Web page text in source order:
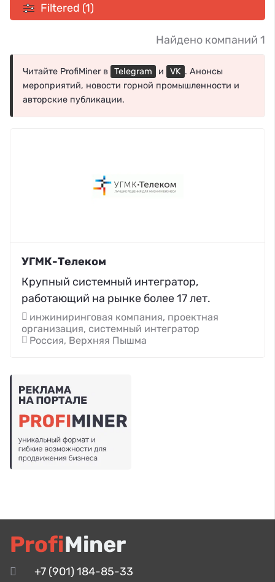
Filtered (1)
Найдено компаний 1
Читайте ProfiMiner в Telegram и VK . Анонсы
мероприятий, новости горной промышленности и
авторские публикации.
УГМК-Телеком
Крупный системный интегратор,
работающий на рынке более 17 лет.
инжиниринговая компания, проектная
организация, системный интегратор
Россия, Верхняя Пышма
ProfiMiner
+7 (901) 184-85-33